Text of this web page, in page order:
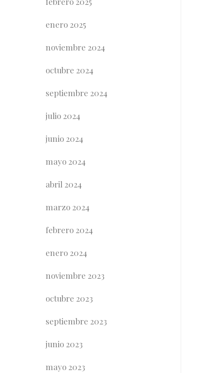
enero 2025
noviembre 2024
octubre 2024
septiembre 2024
julio 2024
junio 2024
mayo 2024
abril 2024
marzo 2024
febrero 2024
enero 2024
noviembre 2023
octubre 2023
septiembre 2023
junio 2023
mayo 2023